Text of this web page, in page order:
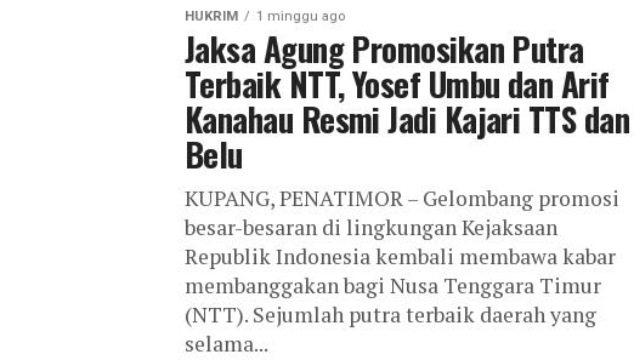
HUKRIM 1 minggu ago
Jaksa Agung Promosikan Putra
Terbaik NTT, Yosef Umbu dan Arif
Kanahau Resmi Jadi Kajari TTS dan
Belu
KUPANG, PENATIMOR – Gelombang promosi
besar-besaran di lingkungan Kejaksaan
Republik Indonesia kembali membawa kabar
membanggakan bagi Nusa Tenggara Timur
(NTT). Sejumlah putra terbaik daerah yang
selama...